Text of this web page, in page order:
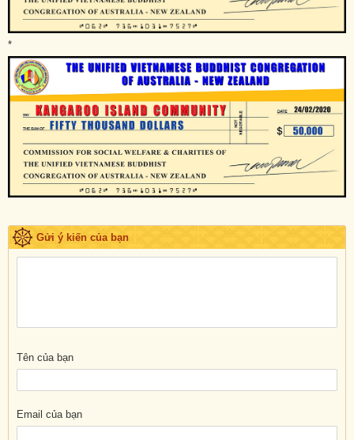
*
Gửi ý kiến của bạn
Tên của bạn
Email của bạn